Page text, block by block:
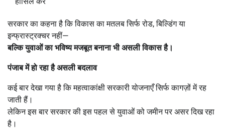
सरकार का कहना है कि विकास का मतलब सिर्फ रोड, बिल्डिंग या
इन्फ्रास्ट्रक्चर नहीं—
बल्कि युवाओं का भविष्य मजबूत बनाना भी असली विकास है।
पंजाब में हो रहा है असली बदलाव
कई बार देखा गया है कि महत्वाकांक्षी सरकारी योजनाएँ सिर्फ कागज़ों में रह
जाती हैं।
लेकिन इस बार सरकार की इस पहल से युवाओं को जमीन पर असर दिख रहा
है।